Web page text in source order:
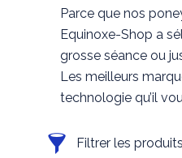
Parce que nos
Equinoxe-Shop a
grosse séance ou
Les meilleurs
technologie qu’il
Filtrer les produits